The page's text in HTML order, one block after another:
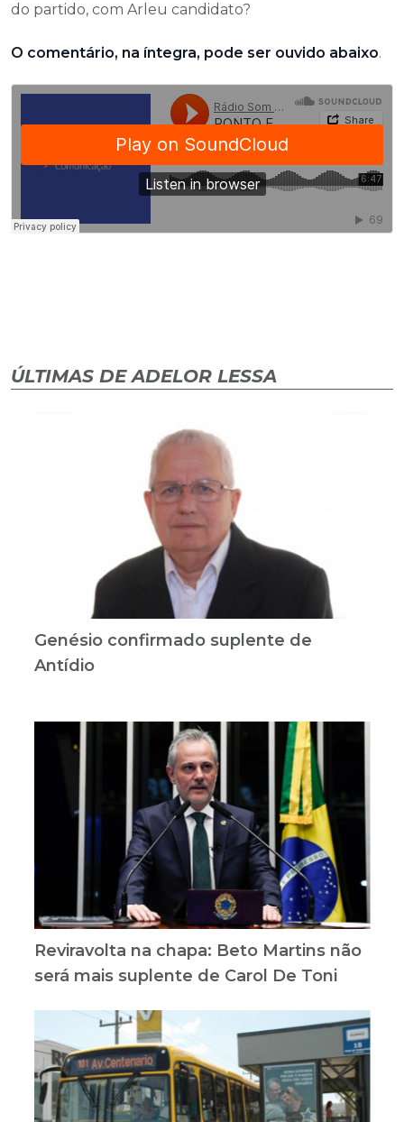
do partido, com Arleu candidato?
O comentário, na íntegra, pode ser ouvido abaixo.
ÚLTIMAS DE ADELOR LESSA
Genésio confirmado suplente de
Antídio
Reviravolta na chapa: Beto Martins não
será mais suplente de Carol De Toni